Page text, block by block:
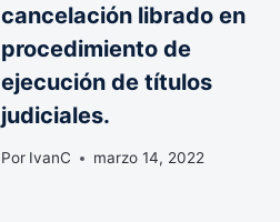
cancelación librado en
procedimiento de
ejecución de títulos
judiciales.
Por IvanC marzo 14, 2022